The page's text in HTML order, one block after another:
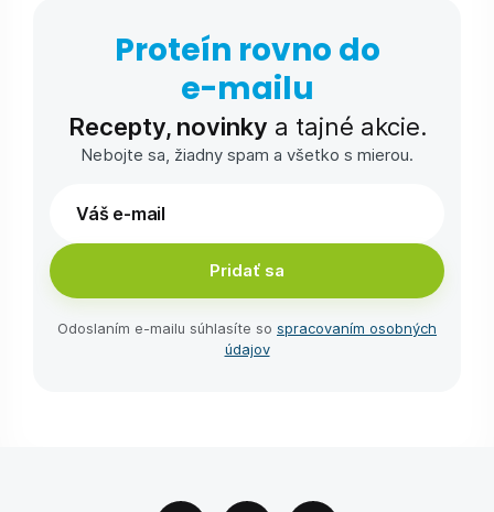
Proteín rovno do
e-⁠mailu
Recepty, novinky a tajné akcie.
Nebojte sa, žiadny spam a všetko s mierou.
Pridať sa
Odoslaním e-⁠mailu súhlasíte so spracovaním osobných
údajov